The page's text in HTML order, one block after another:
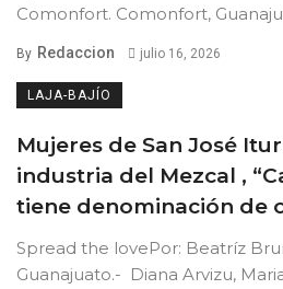
Comonfort. Comonfort,
By Redaccion julio 16, 2026
LAJA-BAJÍO
Mujeres de San José
industria del Mezcal ,
tiene denominación de
Spread the lovePor: Beatríz
Guanajuato.- Diana Arvizu,